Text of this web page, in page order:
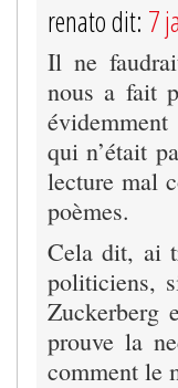
renato dit: 7
Il ne
nous a fait
qui n’était
lecture mal
poèmes.
Cela dit, ai
politiciens,
Zuckerberg
prouve la
comment le